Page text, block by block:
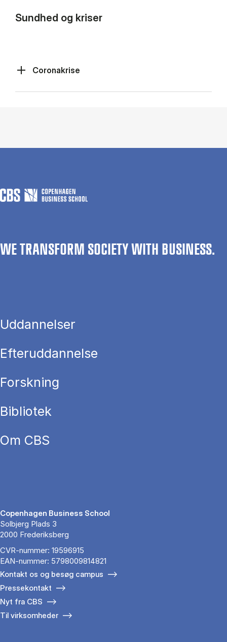
Sundhed og kriser
Coronakrise
WE TRANSFORM SOCIETY WITH BUSINESS.
Uddannelser
Efteruddannelse
Forskning
Bibliotek
Om CBS
Copenhagen Business School
Solbjerg Plads 3
2000 Frederiksberg
CVR-nummer: 19596915
EAN-nummer: 5798009814821
Kontakt os og besøg campus
Pressekontakt
Nyt fra CBS
Til virksomheder